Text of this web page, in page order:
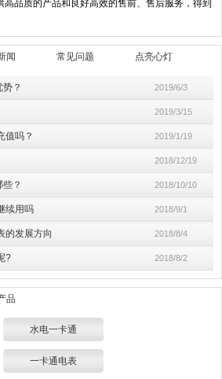
品质的产品和良好高效的售前、售后服务，得到
闻 常见问题 点亮心灯
？ 2019/6/3
2019/3/15
值吗？ 2019/1/19
2018/12/19
？ 2018/10/10
续用吗 2018/9/1
的发展方向 2018/8/4
? 2018/8/2
品
水电一卡通
一卡通电表